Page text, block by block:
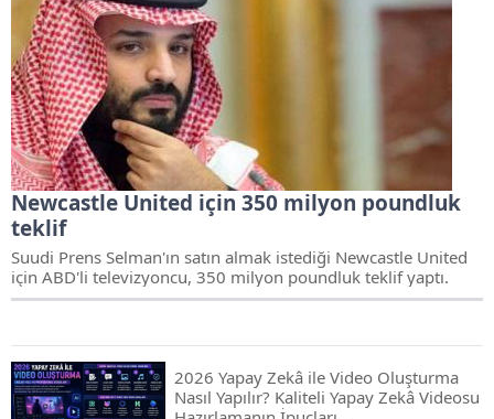
Newcastle United için 350 milyon poundluk
teklif
Suudi Prens Selman'ın satın almak istediği Newcastle United
için ABD'li televizyoncu, 350 milyon poundluk teklif yaptı.
2026 Yapay Zekâ ile Video Oluşturma
Nasıl Yapılır? Kaliteli Yapay Zekâ Videosu